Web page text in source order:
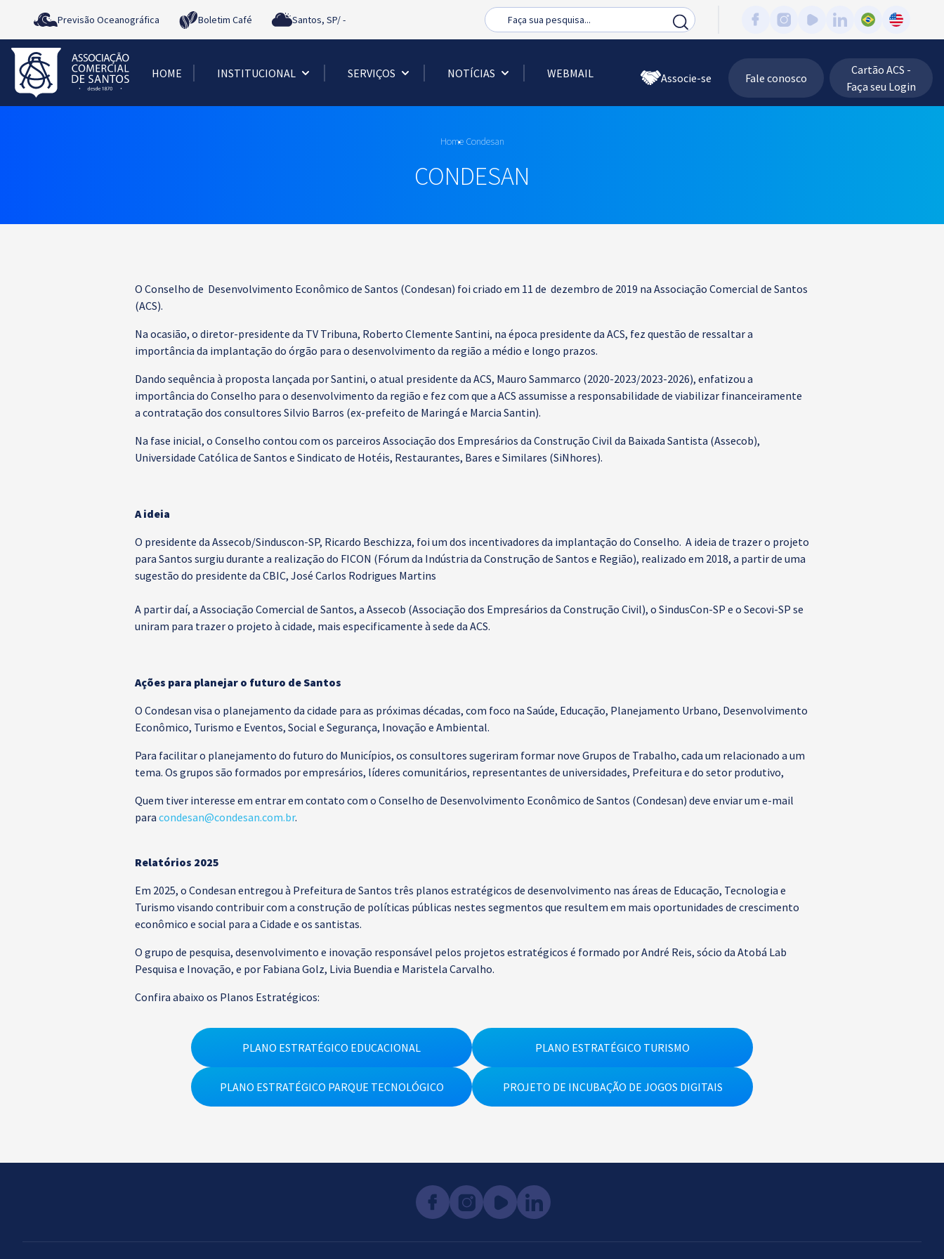
Previsão Oceanográfica Boletim Café Santos, SP/- Busca
HOME INSTITUCIONAL SERVIÇOS NOTÍCIAS WEBMAIL Associe-se Fale conosco
Cartão ACS -
Faça seu Login
Home Condesan
CONDESAN
O Conselho de Desenvolvimento Econômico de Santos (Condesan) foi criado em 11 de dezembro de 2019 na Associação Comercial de Santos
(ACS).
Na ocasião, o diretor-presidente da TV Tribuna, Roberto Clemente Santini, na época presidente da ACS, fez questão de ressaltar a
importância da implantação do órgão para o desenvolvimento da região a médio e longo prazos.
Dando sequência à proposta lançada por Santini, o atual presidente da ACS, Mauro Sammarco (2020-2023/2023-2026), enfatizou a
importância do Conselho para o desenvolvimento da região e fez com que a ACS assumisse a responsabilidade de viabilizar financeiramente
a contratação dos consultores Silvio Barros (ex-prefeito de Maringá e Marcia Santin).
Na fase inicial, o Conselho contou com os parceiros Associação dos Empresários da Construção Civil da Baixada Santista (Assecob),
Universidade Católica de Santos e Sindicato de Hotéis, Restaurantes, Bares e Similares (SiNhores).
A ideia
O presidente da Assecob/Sinduscon-SP, Ricardo Beschizza, foi um dos incentivadores da implantação do Conselho. A ideia de trazer o projeto
para Santos surgiu durante a realização do FICON (Fórum da Indústria da Construção de Santos e Região), realizado em 2018, a partir de uma
sugestão do presidente da CBIC, José Carlos Rodrigues Martins
A partir daí, a Associação Comercial de Santos, a Assecob (Associação dos Empresários da Construção Civil), o SindusCon-SP e o Secovi-SP se
uniram para trazer o projeto à cidade, mais especificamente à sede da ACS.
Ações para planejar o futuro de Santos
O Condesan visa o planejamento da cidade para as próximas décadas, com foco na Saúde, Educação, Planejamento Urbano, Desenvolvimento
Econômico, Turismo e Eventos, Social e Segurança, Inovação e Ambiental.
Para facilitar o planejamento do futuro do Municípios, os consultores sugeriram formar nove Grupos de Trabalho, cada um relacionado a um
tema. Os grupos são formados por empresários, líderes comunitários, representantes de universidades, Prefeitura e do setor produtivo,
Quem tiver interesse em entrar em contato com o Conselho de Desenvolvimento Econômico de Santos (Condesan) deve enviar um e-mail
para condesan@condesan.com.br.
Relatórios 2025
Em 2025, o Condesan entregou à Prefeitura de Santos três planos estratégicos de desenvolvimento nas áreas de Educação, Tecnologia e
Turismo visando contribuir com a construção de políticas públicas nestes segmentos que resultem em mais oportunidades de crescimento
econômico e social para a Cidade e os santistas.
O grupo de pesquisa, desenvolvimento e inovação responsável pelos projetos estratégicos é formado por André Reis, sócio da Atobá Lab
Pesquisa e Inovação, e por Fabiana Golz, Livia Buendia e Maristela Carvalho.
Confira abaixo os Planos Estratégicos:
PLANO ESTRATÉGICO EDUCACIONAL PLANO ESTRATÉGICO TURISMO
PLANO ESTRATÉGICO PARQUE TECNOLÓGICO PROJETO DE INCUBAÇÃO DE JOGOS DIGITAIS